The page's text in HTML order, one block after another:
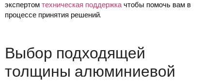
экспертомтехническая поддержкачтобы помочь вам в
процессе принятия решений.
Выбор подходящей
толщины алюминиевой